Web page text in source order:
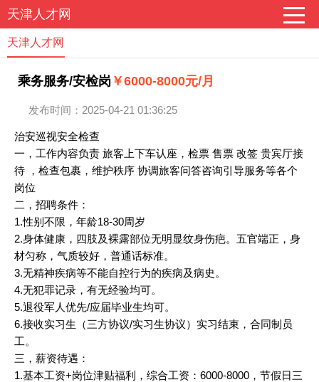
天津人才网
天津人才网
乘务服务/安检岗 ￥6000-8000元/月
发布时间：2025-04-21 01:36:25
治安巡视安全检查
一，工作内容负责 旅客上下车认座，检票 售票 改签 贵宾厅接
待 ，检查包裹，维护秩序 协调旅客问答咨询引导服务等各个
岗位
二，招聘条件：
1.性别不限，年龄18-30周岁
2.身体健康，四肢及裸露部位无明显纹身伤疤。五官端正，身
材匀称，气质较好，普通话标准。
3.无精神疾病等不能自控行为的疾病及病史。
4.无犯罪记录，有无经验均可。
5.退役军人优先/应届毕业生均可。
6.接收实习生（三方协议/实习生协议）实习结束，合同制员
工。
三，薪资待遇：
1.基本工资+岗位津贴福利，综合工资：6000-8000，节假日三